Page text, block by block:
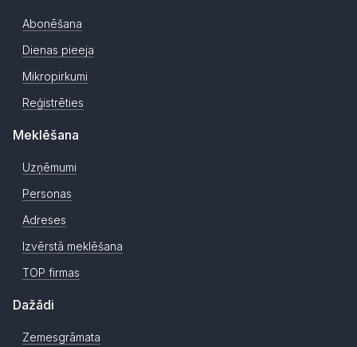
Abonēšana
Dienas pieeja
Mikropirkumi
Reģistrēties
Meklēšana
Uzņēmumi
Personas
Adreses
Izvērstā meklēšana
TOP firmas
Dažādi
Zemesgrāmata